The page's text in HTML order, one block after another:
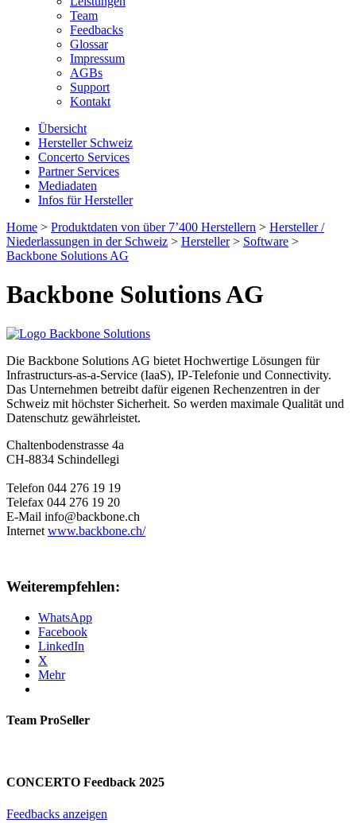
Team
Feedbacks
Glossar
Impressum
AGBs
Support
Kontakt
Übersicht
Hersteller Schweiz
Concerto Services
Partner Services
Mediadaten
Infos für Hersteller
Home > Produktdaten von über 7’400 Herstellern > Hersteller /
Niederlassungen in der Schweiz > Hersteller> Software >
Backbone Solutions AG
Backbone Solutions AG
Die Backbone Solutions AG bietet Hochwertige Lösungen für
Infrastructurs-as-a-Service (IaaS), IP-Telefonie und Connectivity.
Das Unternehmen betreibt dafür eigenen Rechenzentren in der
Schweiz mit höchster Sicherheit. So werden maximale Qualität und
Datenschutz gewährleistet.
Chaltenbodenstrasse 4a
CH-8834 Schindellegi
Telefon 044 276 19 19
Telefax 044 276 19 20
E-Mail info@backbone.ch
Internet www.backbone.ch/
Weiterempfehlen:
WhatsApp
Facebook
LinkedIn
X
Mehr
Team ProSeller
CONCERTO Feedback 2025
Feedbacks anzeigen